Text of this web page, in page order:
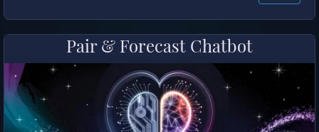
Pair & Forecast Chatbot